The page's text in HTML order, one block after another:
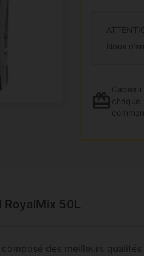
Nous
Cadeau
chaque
RoyalMix 50L
des meilleurs